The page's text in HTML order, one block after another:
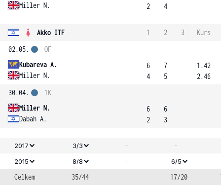
Miller N.
2
4
Akko ITF 1 2 3
Kurs
02.05.
Kubareva A.
Miller N.
OF
6
4
7
5
1.42
2.46
30.04.
Miller N.
Dabah A.
1K
6
2
6
3
2017 3/3 - -
2015
8/8 - 6/5
Celkem 35/44 - 17/20